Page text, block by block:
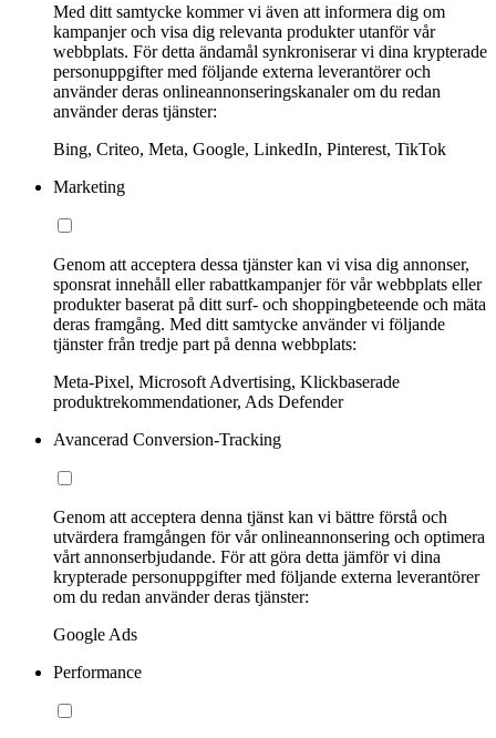
Med ditt samtycke kommer vi även att informera dig om
kampanjer och visa dig relevanta produkter utanför vår
webbplats. För detta ändamål synkroniserar vi dina krypterade
personuppgifter med följande externa leverantörer och
använder deras onlineannonseringskanaler om du redan
använder deras tjänster:
Bing, Criteo, Meta, Google, LinkedIn, Pinterest, TikTok
Marketing
Genom att acceptera dessa tjänster kan vi visa dig annonser,
sponsrat innehåll eller rabattkampanjer för vår webbplats eller
produkter baserat på ditt surf- och shoppingbeteende och mäta
deras framgång. Med ditt samtycke använder vi följande
tjänster från tredje part på denna webbplats:
Meta-Pixel, Microsoft Advertising, Klickbaserade
produktrekommendationer, Ads Defender
Avancerad Conversion-Tracking
Genom att acceptera denna tjänst kan vi bättre förstå och
utvärdera framgången för vår onlineannonsering och optimera
vårt annonserbjudande. För att göra detta jämför vi dina
krypterade personuppgifter med följande externa leverantörer
om du redan använder deras tjänster:
Google Ads
Performance